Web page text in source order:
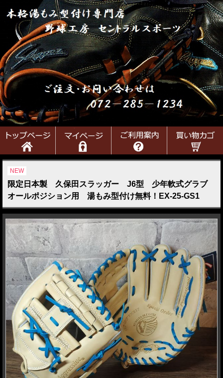
NEW
限定日本製 久保田スラッガー J6型 少年軟式グラブ
オールポジション用 湯もみ型付け無料！EX-25-GS1